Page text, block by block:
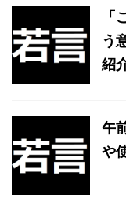
う
紹
午
や